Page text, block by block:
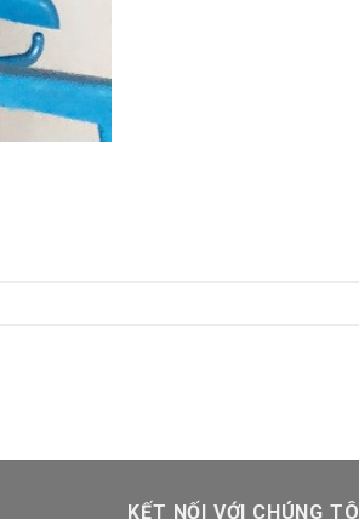
KẾT NỐI VỚI CHÚNG TÔI